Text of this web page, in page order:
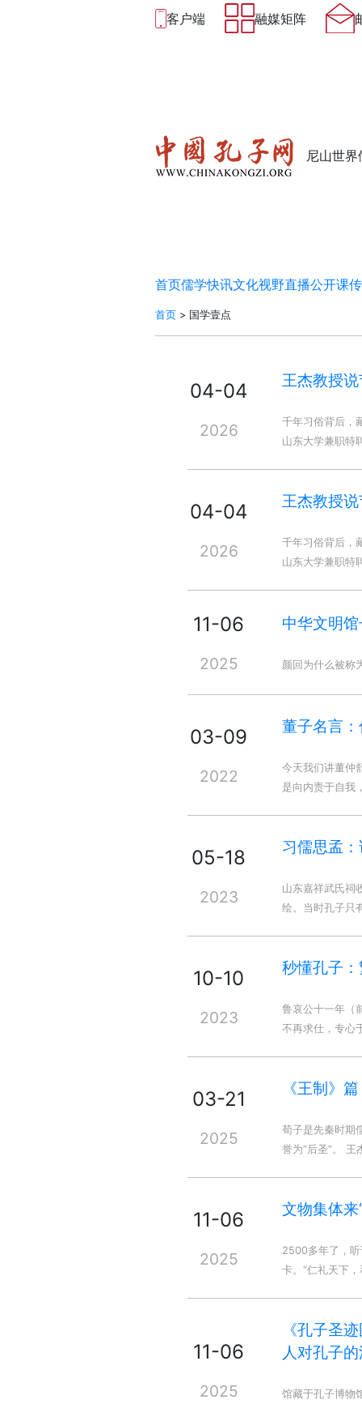
客户端 融媒矩阵
尼山世
首页儒学快讯文化视野直播公开课
首页> 国学壹点
04-04
2026
王杰教授
千年习俗背后，
山东大学兼职特
04-04
2026
王杰教授
千年习俗背后，
山东大学兼职特
11-06
2025
中华文明
颜回为什么被称
03-09
2022
董子名言
今天我们讲董仲
是向内责于自我
05-18
2023
习儒思孟：
山东嘉祥武氏祠
绘。当时孔子只
10-10
2023
秒懂孔子
鲁哀公十一年（
不再求仕，专心
03-21
2025
《王制》
荀子是先秦时期
誉为“后圣”。
11-06
2025
文物集体
2500多年了，
卡。“仁礼天下
11-06
2025
《孔子圣
人对孔子
馆藏于孔子博物